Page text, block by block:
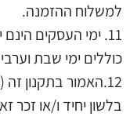
למשלוח ההזמנה.
11. ימי העסקים
כוללים ימי שבת
12.האמור בתקנון
בלשון יחיד ו/או